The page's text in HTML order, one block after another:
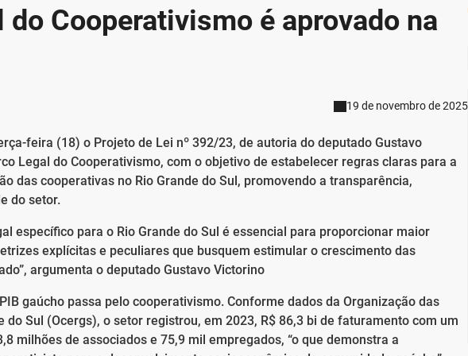
do Cooperativismo é aprovado na
19 de novembro de 2025
feira (18) o Projeto de Lei nº 392/23, de autoria do deputado Gustavo
Legal do Cooperativismo, com o objetivo de estabelecer regras claras para a
das cooperativas no Rio Grande do Sul, promovendo a transparência,
do setor.
específico para o Rio Grande do Sul é essencial para proporcionar maior
explícitas e peculiares que busquem estimular o crescimento das
argumenta o deputado Gustavo Victorino
gaúcho passa pelo cooperativismo. Conforme dados da Organização das
do Sul (Ocergs), o setor registrou, em 2023, R$ 86,3 bi de faturamento com um
milhões de associados e 75,9 mil empregados, “o que demonstra a
r